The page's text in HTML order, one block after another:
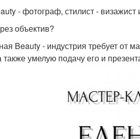
- фотограф, стилист -
объектив?
Beauty - индустрия требует от
умелую подачу его и